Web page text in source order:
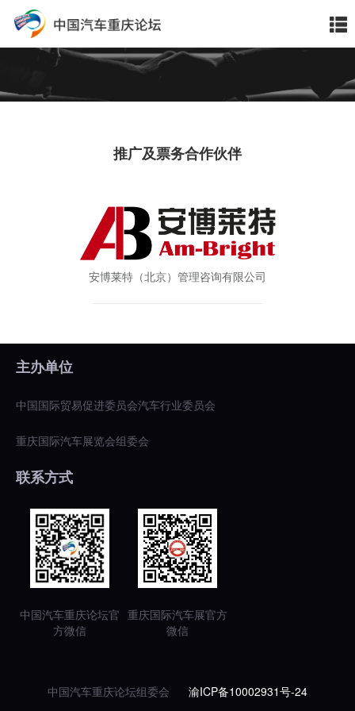
推广及票务合作伙伴
安博莱特（北京）管理咨询有限公司
主办单位
中国国际贸易促进委员会汽车行业委员会
重庆国际汽车展览会组委会
联系方式
中国汽车重庆论坛官
方微信
重庆国际汽车展官方
微信
中国汽车重庆论坛组委会 渝ICP备10002931号-24